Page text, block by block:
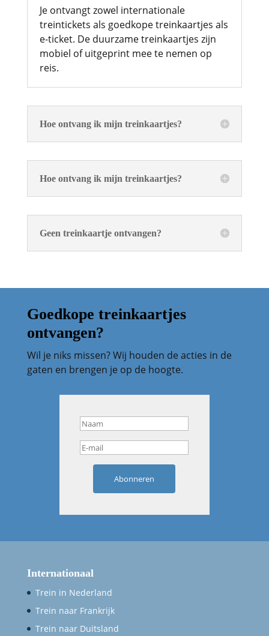
Je ontvangt zowel internationale
treintickets als goedkope treinkaartjes als
e-ticket. De duurzame treinkaartjes zijn
mobiel of uitgeprint mee te nemen op
reis.
Hoe ontvang ik mijn treinkaartjes?
Hoe ontvang ik mijn treinkaartjes?
Geen treinkaartje ontvangen?
Goedkope treinkaartjes
ontvangen?
Wil je niks missen? Wij houden de acties in de
gaten en brengen je op de hoogte.
Abonneren
Internationaal
Trein in Nederland
Trein naar Frankrijk
Trein naar Duitsland